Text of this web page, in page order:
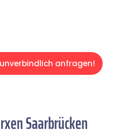
anfragen!
Saarbrücken